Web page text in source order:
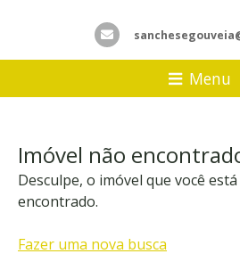
Menu
Imóvel não
Desculpe, o imóvel que você
encontrado.
Fazer uma nova busca